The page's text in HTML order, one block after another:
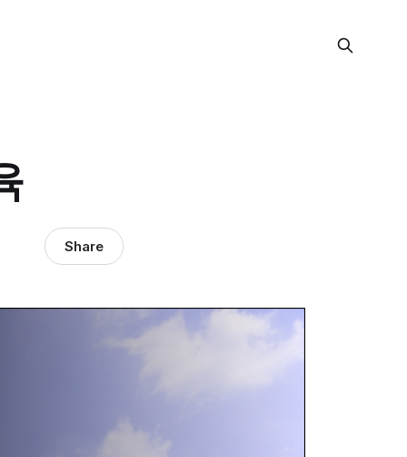
Share